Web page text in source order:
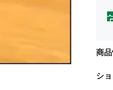
商
シ